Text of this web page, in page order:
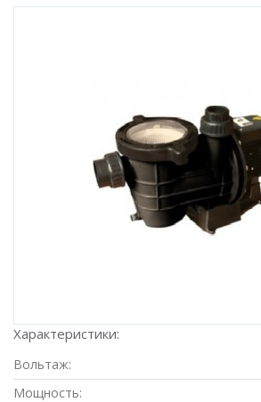
Характеристики:
Вольтаж:
Мощность: